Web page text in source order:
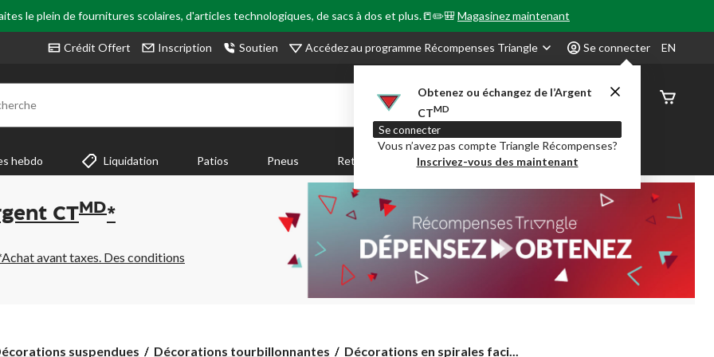
le plein de fournitures scolaires, d'articles technologiques, de sacs à dos et plus.📒✏️🎒Magasinez maintenant
Crédit Offert Inscription Soutien Accédez au programme Récompenses Triangle Se connecter
Obtenez ou échangez de l’Argent
CTMD
Se connecter
Vous n’avez pas compte Triangle Récompenses?
Inscrivez-vous des maintenant
EN
État de
hebdo Liquidation Patios Pneus Retour en Classe Party City Centre-auto
CT MD*
avant taxes. Des conditions
suspendues Décorations tourbillonnantes
Décorations
Décorations en spirales faci...